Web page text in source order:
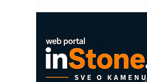
EVOKS Maintenance
ROSA i SCHUNK podižu
na viši nivo
Detekcija različitih oblika